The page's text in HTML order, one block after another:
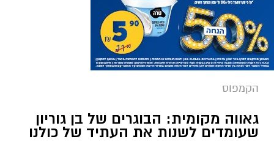
הקמפוס
גאווה מקומית: הבוגרים של בן גוריון
שעומדים לשנות את העתיד של כולנו